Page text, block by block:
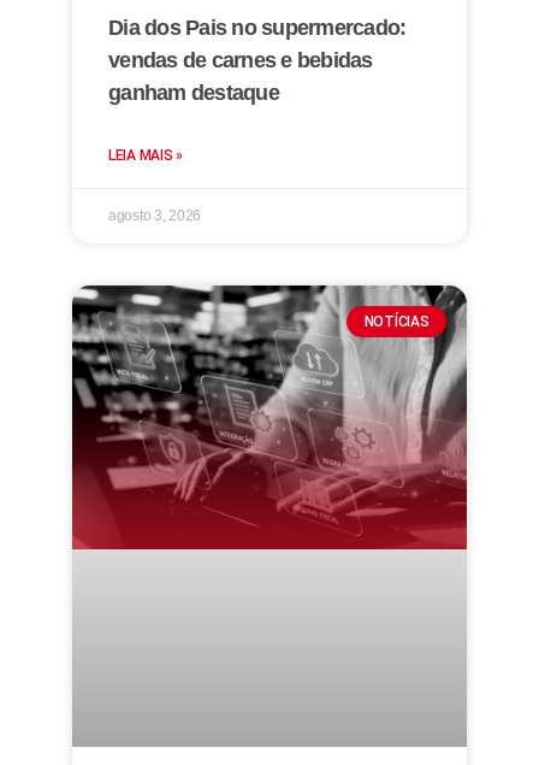
Dia dos Pais no supermercado:
vendas de carnes e bebidas
ganham destaque
LEIA MAIS »
agosto 3, 2026
NOTÍCIAS